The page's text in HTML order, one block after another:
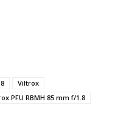
Viltrox
PFU RBMH 85 mm f/1.8